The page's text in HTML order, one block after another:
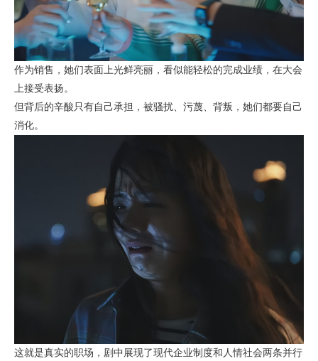
作为销售，她们表面上光鲜亮丽，看似能轻松的完成业绩，在大会
上接受表扬。
但背后的辛酸只有自己承担，被骚扰、污蔑、背叛，她们都要自己
消化。
这就是真实的职场，剧中展现了现代企业制度和人情社会两条并行